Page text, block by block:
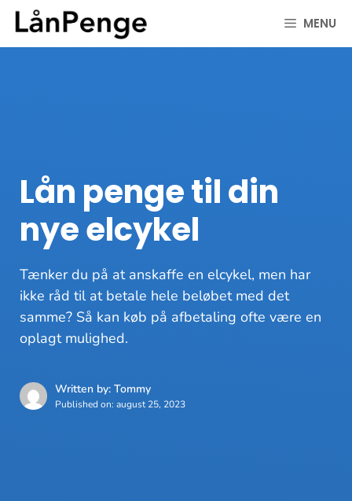
Hop
indhold
MENU
Lån penge til din
nye elcykel
Tænker du på at anskaffe en elcykel, men har
ikke råd til at betale hele beløbet med det
samme? Så kan køb på afbetaling ofte være en
oplagt mulighed.
Written by: Tommy
Published on: august 25, 2023